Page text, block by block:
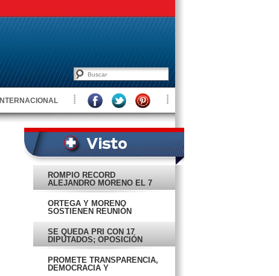
INTERNACIONAL
ROMPIÓ RÉCORD
ALEJANDRO MORENO EL 7
DE JUNIO
ORTEGA Y MORENO
SOSTIENEN REUNIÓN
SE QUEDA PRI CON 17
DIPUTADOS; OPOSICIÓN
CON 18
PROMETE TRANSPARENCIA,
DEMOCRACIA Y